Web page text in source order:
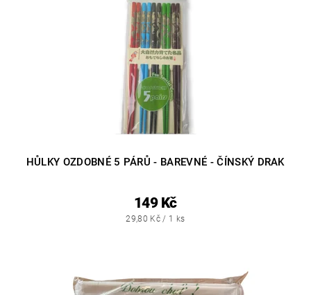
HŮLKY OZDOBNÉ 5 PÁRŮ - BAREVNÉ - ČÍNSKÝ DRAK
149 Kč
29,80 Kč / 1 ks